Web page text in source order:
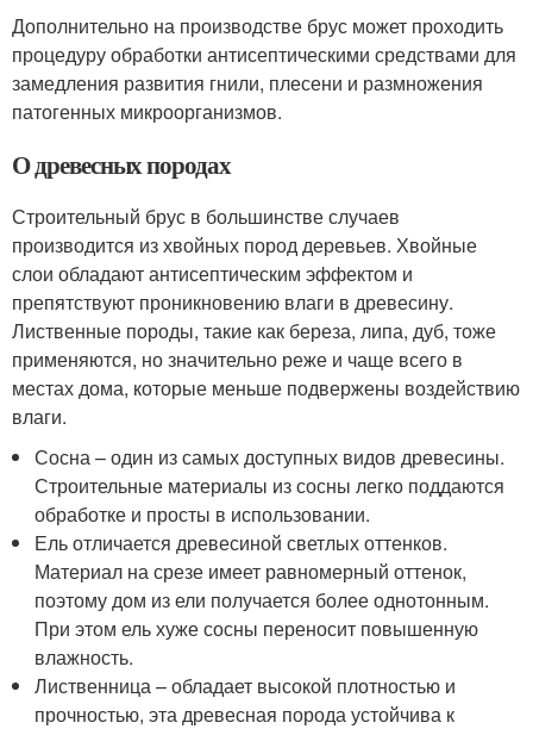
Дополнительно на производстве брус может проходить
процедуру обработки антисептическими средствами для
замедления развития гнили, плесени и размножения
патогенных микроорганизмов.
О древесных породах
Строительный брус в большинстве случаев
производится из хвойных пород деревьев. Хвойные
слои обладают антисептическим эффектом и
препятствуют проникновению влаги в древесину.
Лиственные породы, такие как береза, липа, дуб, тоже
применяются, но значительно реже и чаще всего в
местах дома, которые меньше подвержены воздействию
влаги.
Сосна – один из самых доступных видов древесины.
Строительные материалы из сосны легко поддаются
обработке и просты в использовании.
Ель отличается древесиной светлых оттенков.
Материал на срезе имеет равномерный оттенок,
поэтому дом из ели получается более однотонным.
При этом ель хуже сосны переносит повышенную
влажность.
Лиственница – обладает высокой плотностью и
прочностью, эта древесная порода устойчива к